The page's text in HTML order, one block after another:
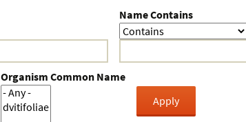
Name Contains
Organism Common Name